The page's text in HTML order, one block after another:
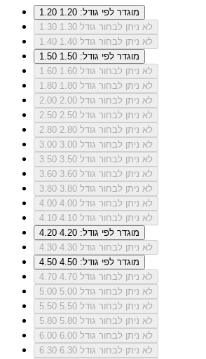
1.20
מוגדר לפי גודל: 1.20
1.30
לא ניתן לבחור גודל 1.30
1.40
לא ניתן לבחור גודל 1.40
1.50
מוגדר לפי גודל: 1.50
1.60
לא ניתן לבחור גודל 1.60
1.80
לא ניתן לבחור גודל 1.80
2.00
לא ניתן לבחור גודל 2.00
2.50
לא ניתן לבחור גודל 2.50
2.80
לא ניתן לבחור גודל 2.80
3.00
לא ניתן לבחור גודל 3.00
3.50
לא ניתן לבחור גודל 3.50
3.60
לא ניתן לבחור גודל 3.60
3.80
לא ניתן לבחור גודל 3.80
4.00
לא ניתן לבחור גודל 4.00
4.10
לא ניתן לבחור גודל 4.10
4.20
מוגדר לפי גודל: 4.20
4.30
לא ניתן לבחור גודל 4.30
4.50
מוגדר לפי גודל: 4.50
4.70
לא ניתן לבחור גודל 4.70
5.00
לא ניתן לבחור גודל 5.00
5.50
לא ניתן לבחור גודל 5.50
5.80
לא ניתן לבחור גודל 5.80
6.00
לא ניתן לבחור גודל 6.00
6.30
לא ניתן לבחור גודל 6.30